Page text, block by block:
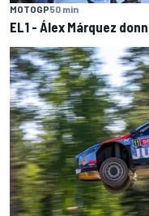
MOTOGP50 min
EL1 - Álex Márquez